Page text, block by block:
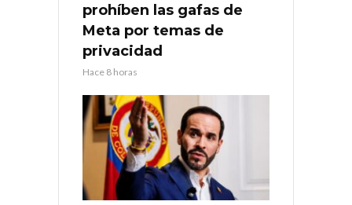
prohíben las gafas de
Meta por temas de
privacidad
Hace 8 horas